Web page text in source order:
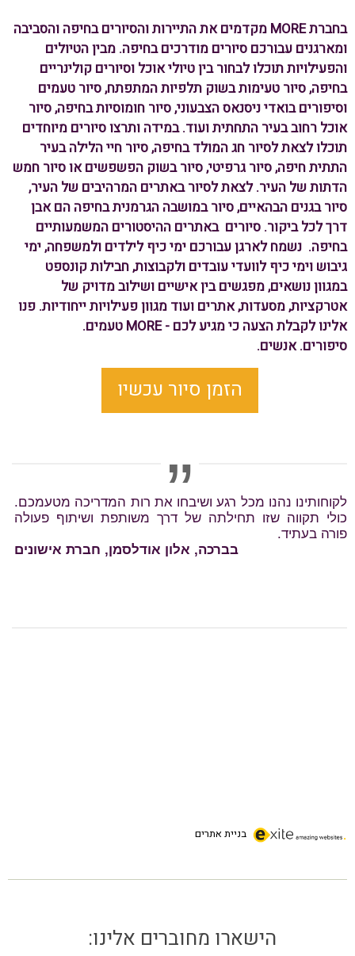
בחברת MORE מקדמים את התיירות והסיורים בחיפה והסביבה
ומארגנים עבורכם סיורים מודרכים בחיפה. מבין הטיולים
והפעילויות תוכלו לבחור בין טיולי אוכל וסיורים קולינריים
בחיפה, סיור טעימות בשוק תלפיות המתפתח, סיור טעמים
וסיפורים בואדי ניסנאס הצבעוני, סיור חומוסיות בחיפה, סיור
אוכל רחוב בעיר התחתית ועוד. במידה ותרצו סיורים מיוחדים
תוכלו לצאת לסיור חג המולד בחיפה, סיור חיי הלילה בעיר
התתית חיפה, סיור גרפיטי, סיור בשוק הפשפשים או סיור חמש
הדתות של העיר. לצאת לסיור באתרים המרהיבים של העיר,
סיור בגנים הבהאיים, סיור במושבה הגרמנית בחיפה הם אבן
דרך לכל ביקור. סיורים באתרים ההיסטורים המשמעותיים
בחיפה. נשמח לארגן עבורכם ימי כיף לילדים ולמשפחה, ימי
גיבוש וימי כיף לוועדי עובדים ולקבוצות, חבילות קונספט
במגוון נושאים, מפגשים בין אישיים ושילוב מדויק של
אטרקציות, מסעדות, אתרים ועוד מגוון פעילויות ייחודיות. פנו
אלינו לקבלת הצעה כי מגיע לכם - MORE טעמים.
סיפורים.אנשים.
הזמן סיור עכשיו
בניית אתרים
הישארו מחוברים אלינו: